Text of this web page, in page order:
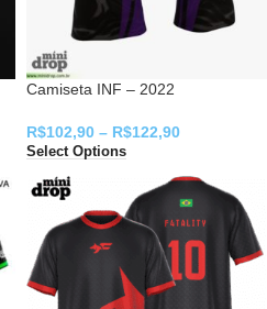
Camiseta INF – 2022
R$102,90 – R$122,90
Select Options